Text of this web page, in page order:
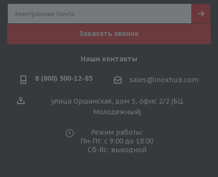
Заказать звонок
Наши контакты
8 (800) 500-12-85 sales@inoxhub.com
улица Оршанская, дом 5, офис 2/2 (БЦ
Молодежный)
Режим работы:
Пн-Пт: с 9:00 до 18:00
Сб-Вс: выходной